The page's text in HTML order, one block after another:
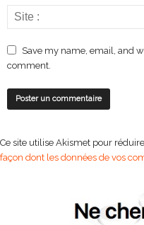
Save my name, email, and
comment.
Ce site utilise Akismet pour
façon dont les données de vos